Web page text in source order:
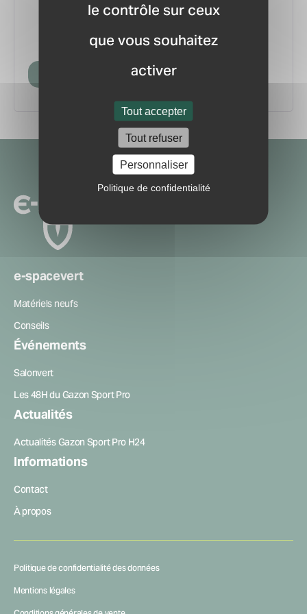
le contrôle sur ceux
que vous souhaitez
activer
Tout accepter
Tout refuser
Personnaliser
Politique de confidentialité
pour ne manquer aucune
information ou nouveauté du marché.
Créer mon compte
e-spacevert
Matériels neufs
Conseils
Événements
Salonvert
Les 48H du Gazon Sport Pro
Actualités
Actualités Gazon Sport Pro H24
Informations
Contact
À propos
Politique de confidentialité des données
Mentions légales